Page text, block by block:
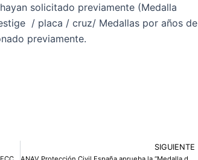
solicitado previamente (Medalla
/ placa / cruz/ Medallas por años de
previamente.
SIGUIENTE